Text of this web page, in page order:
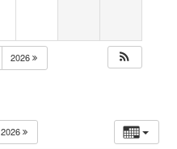
t
2026
2026